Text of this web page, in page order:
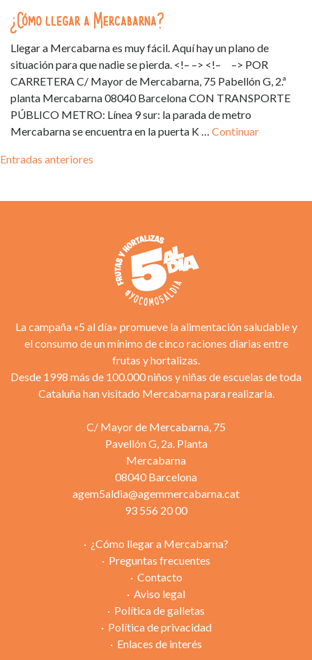
¿Cómo llegar a Mercabarna?
Llegar a Mercabarna es muy fácil. Aquí hay un plano de
situación para que nadie se pierda. <!– –> <!– –> POR
CARRETERA C/ Mayor de Mercabarna, 75 Pabellón G, 2.ª
planta Mercabarna 08040 Barcelona CON TRANSPORTE
PÚBLICO METRO: Línea 9 sur: la parada de metro
Mercabarna se encuentra en la puerta K … Continuar
Navegación
Entradas anteriores
La campaña «5 al día» promueve la alimentación saludable y
el consumo de un mínimo de cinco raciones diarias entre
frutas y hortalizas.
Desde 1998 más de 100.000 niños y niñas de escuelas de toda
Cataluña han visitado Mercabarna para realizarla.
C/ Mayor de Mercabarna, 75
Pavellón G, 2a. Planta
Mercabarna
08040 Barcelona
agem5aldia@agemmercabarna.cat
93 556 20 00
¿Cómo llegar a Mercabarna?
Preguntas frecuentes
Contacto
Aviso legal
Política de galletas
Política de privacidad
Enlaces de interés